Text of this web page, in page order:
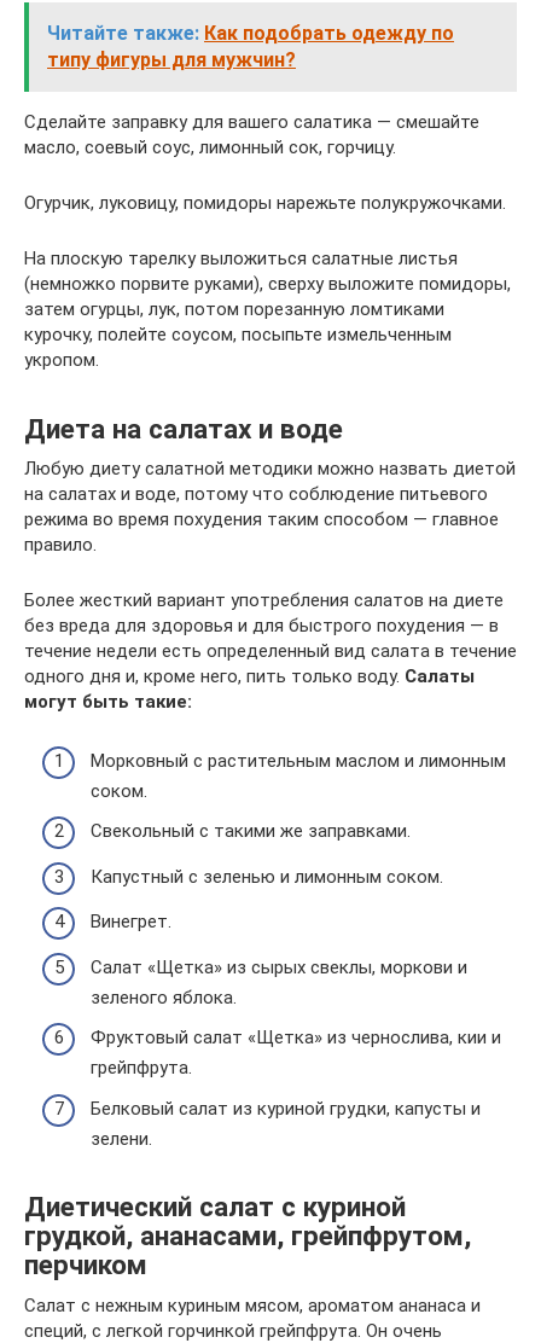
Читайте также: Как подобрать одежду по
типу фигуры для мужчин?
Сделайте заправку для вашего салатика — смешайте
масло, соевый соус, лимонный сок, горчицу.
Огурчик, луковицу, помидоры нарежьте полукружочками.
На плоскую тарелку выложиться салатные листья
(немножко порвите руками), сверху выложите помидоры,
затем огурцы, лук, потом порезанную ломтиками
курочку, полейте соусом, посыпьте измельченным
укропом.
Диета на салатах и воде
Любую диету салатной методики можно назвать диетой
на салатах и воде, потому что соблюдение питьевого
режима во время похудения таким способом — главное
правило.
Более жесткий вариант употребления салатов на диете
без вреда для здоровья и для быстрого похудения — в
течение недели есть определенный вид салата в течение
одного дня и, кроме него, пить только воду. Салаты
могут быть такие:
Морковный с растительным маслом и лимонным
соком.
Свекольный с такими же заправками.
Капустный с зеленью и лимонным соком.
Винегрет.
Салат «Щетка» из сырых свеклы, моркови и
зеленого яблока.
Фруктовый салат «Щетка» из чернослива, кии и
грейпфрута.
Белковый салат из куриной грудки, капусты и
зелени.
Диетический салат с куриной
грудкой, ананасами, грейпфрутом,
перчиком
Салат с нежным куриным мясом, ароматом ананаса и
специй, с легкой горчинкой грейпфрута. Он очень